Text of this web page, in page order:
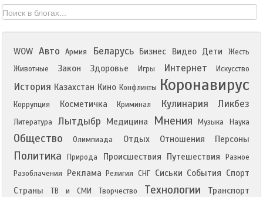
WOW Авто Армия Беларусь Бизнес Видео Дети
Жесть
Животные
Закон Здоровье Игры Интернет Искусство
История Казахстан Кино Конфликты Коронавирус
Коррупция Косметичка Криминал Кулинария Ликбез
Литература Лытдыбр Медицина Мнения Музыка Наука
Общество Олимпиада Отдых Отношения Персоны
Политика Природа Происшествия Путешествия
Разное
Разоблачения
Реклама Религия СНГ Сиськи События Спорт
Страны
ТВ и СМИ Творчество Технологии Транспорт